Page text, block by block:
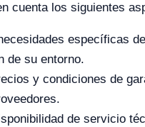
cuenta los siguientes
específicas de
de su entorno.
y condiciones de
de servicio